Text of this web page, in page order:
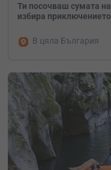
Ти посочваш сумата
избира
В цяла България